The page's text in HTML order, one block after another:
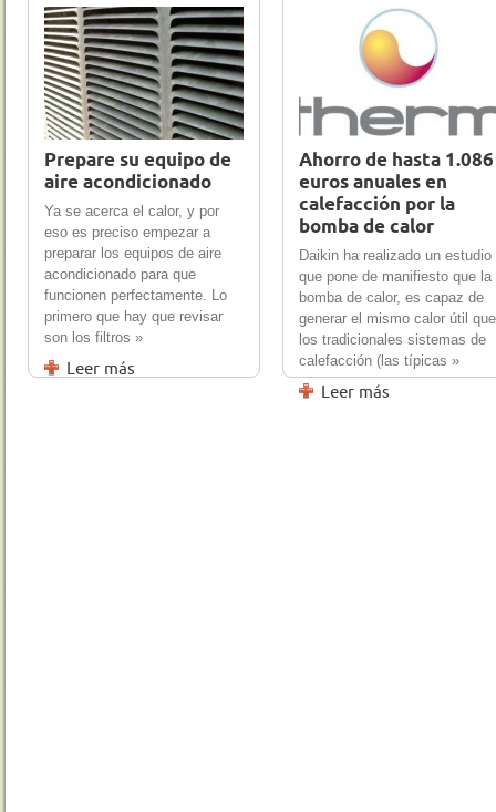
eléctrica. »
Leer más
10 May 2012 0
Prepare su equipo de
aire acondicionado
Ya se acerca el calor, y por
eso es preciso empezar a
preparar los equipos de aire
acondicionado para que
funcionen perfectamente. Lo
primero que hay que revisar
son los filtros »
Leer más
Ahorro de hasta 1.086
euros anuales en
calefacción por la
bomba de calor
Daikin ha realizado un estudio
que pone de manifiesto que la
bomba de calor, es capaz de
generar el mismo calor útil que
los tradicionales sistemas de
calefacción (las típicas »
Leer más